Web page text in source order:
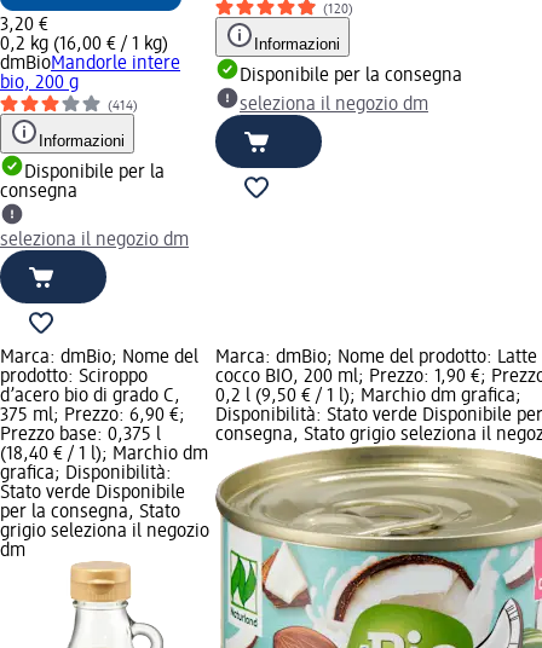
3,20 €
0,2 kg (16,00 € / 1 kg)
dmBioMandorle intere
bio, 200 g
(414)
Informazioni
Disponibile per la
consegna
seleziona il negozio dm
(120)
Informazioni
Disponibile per la consegna
seleziona il negozio dm
Marca: dmBio; Nome del
prodotto: Sciroppo
d’acero bio di grado C,
375 ml; Prezzo: 6,90 €;
Prezzo base: 0,375 l
(18,40 € / 1 l); Marchio dm
grafica; Disponibilità:
Stato verde Disponibile
per la consegna, Stato
grigio seleziona il negozio
dm
Marca: dmBio; Nome del prodotto: Latte
cocco BIO, 200 ml; Prezzo: 1,90 €;
0,2 l (9,50 € / 1 l); Marchio dm grafica;
Disponibilità: Stato verde Disponibile
consegna, Stato grigio seleziona il